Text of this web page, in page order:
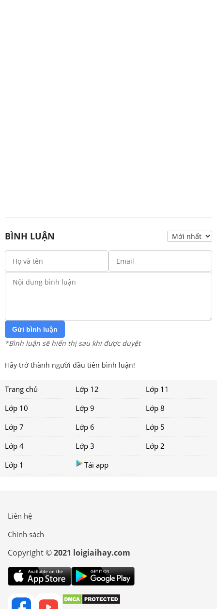
BÌNH LUẬN
Gửi bình luận
*Bình luận sẽ hiển thị sau khi được duyệt
Hãy trở thành người đầu tiên bình luận!
Trang chủ Lớp 12
Lớp 11
Lớp 10
Lớp 9
Lớp 8
Lớp 7
Lớp 6
Lớp 5
Lớp 4
Lớp 3
Lớp 2
Lớp 1
Tải app
Liên hệ
Chính sách
Copyright ©2021 loigiaihay.com